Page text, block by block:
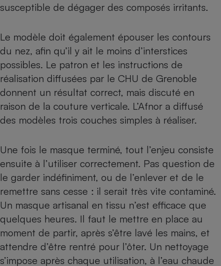
susceptible de dégager des composés irritants.
Le modèle doit également épouser les contours
du nez, afin qu’il y ait le moins d’interstices
possibles. Le patron et les instructions de
réalisation diffusées par le CHU de Grenoble
donnent un résultat correct, mais discuté en
raison de la couture verticale. L’Afnor a diffusé
des modèles trois couches simples à réaliser.
Une fois le masque terminé, tout l’enjeu consiste
ensuite à l’utiliser correctement. Pas question de
le garder indéfiniment, ou de l’enlever et de le
remettre sans cesse : il serait très vite contaminé.
Un masque artisanal en tissu n’est efficace que
quelques heures. Il faut le mettre en place au
moment de partir, après s’être lavé les mains, et
attendre d’être rentré pour l’ôter. Un nettoyage
s’impose après chaque utilisation, à l’eau chaude
Cafetière à expressos
Robot ménager